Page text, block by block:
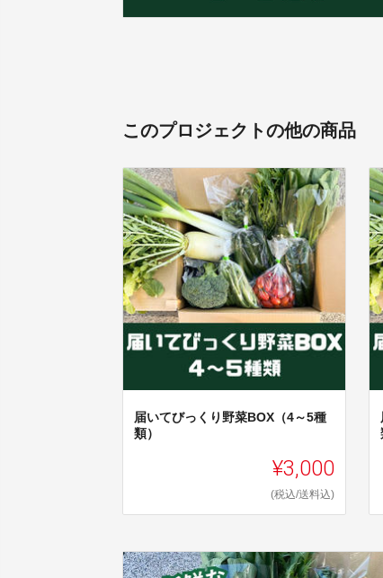
このプロジェクトの他の商品
届いてびっくり野菜BOX（4～5種
類）
¥3,000
(税込/送料込)